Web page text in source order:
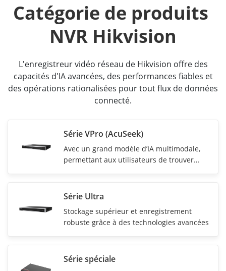
Catégorie de produits
NVR Hikvision
L'enregistreur vidéo réseau de Hikvision offre des
capacités d'IA avancées, des performances fiables et
des opérations rationalisées pour tout flux de données
connecté.
Série VPro (AcuSeek)
Avec un grand modèle d’IA multimodale,
permettant aux utilisateurs de trouver
Série Ultra
Stockage supérieur et enregistrement
robuste grâce à des technologies avancées
Série spéciale